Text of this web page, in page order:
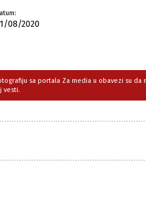
08/2020
sa portala Za media u obavezi su
vesti.